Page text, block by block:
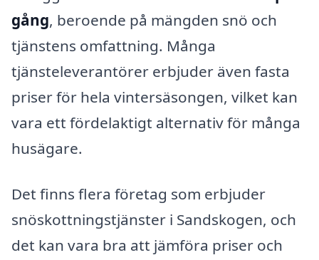
gång, beroende på mängden snö och
tjänstens omfattning. Många
tjänsteleverantörer erbjuder även fasta
priser för hela vintersäsongen, vilket kan
vara ett fördelaktigt alternativ för många
husägare.
Det finns flera företag som erbjuder
snöskottningstjänster i Sandskogen, och
det kan vara bra att jämföra priser och